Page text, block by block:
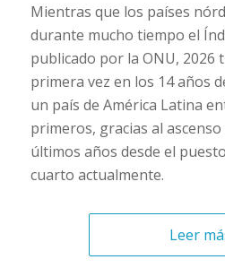
Mientras que los países
durante mucho tiempo el
publicado por la ONU, 2026
primera vez en los 14 años
un país de América Latina
primeros, gracias al ascenso
últimos años desde el
cuarto actualmente.
Leer